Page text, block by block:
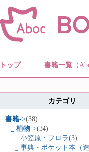
トップ 書籍一覧 （
カテゴリ
書籍->(38)
|_ 植物->(34)
|_ 小笠原・フロラ(3)
|_ 事典・ポケット本（